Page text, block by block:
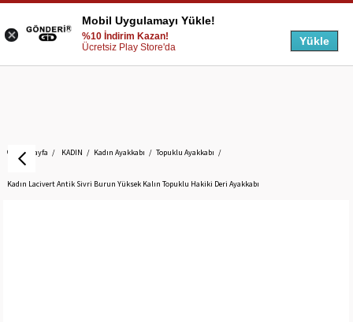
Anasayfa KADIN Kadın Ayakkabı Topuklu Ayakkabı
Kadın Lacivert Antik Sivri Burun Yüksek Kalın Topuklu Hakiki Deri Ayakkabı
Mobil Uygulamayı Yükle!
%10 İndirim Kazan!
Ücretsiz Play Store'da
Yükle